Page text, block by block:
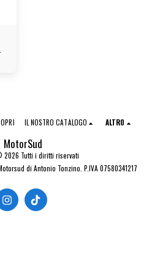
MotorSud
2026 Tutti i diritti riservati
di Antonio Tonzino. P.IVA 07580341217
IL NOSTRO CATALOGO ALTRO